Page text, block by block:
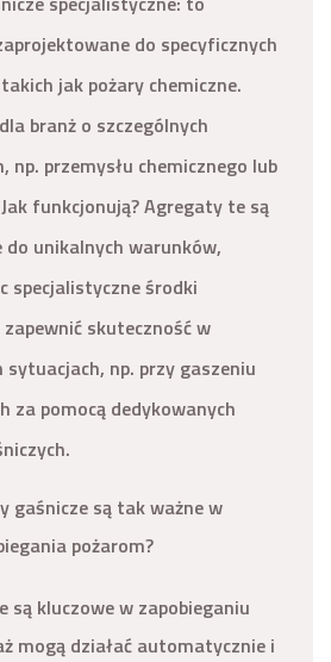
do specyficznych
jak pożary chemiczne.
branż o szczególnych
np. przemysłu chemicznego lub
funkcjonują? Agregaty te są
unikalnych warunków,
specjalistyczne środki
skuteczność w
sytuacjach, np. przy gaszeniu
za pomocą dedykowanych
gaśnicze są tak ważne w
pożarom?
są kluczowe w zapobieganiu
mogą działać automatycznie i